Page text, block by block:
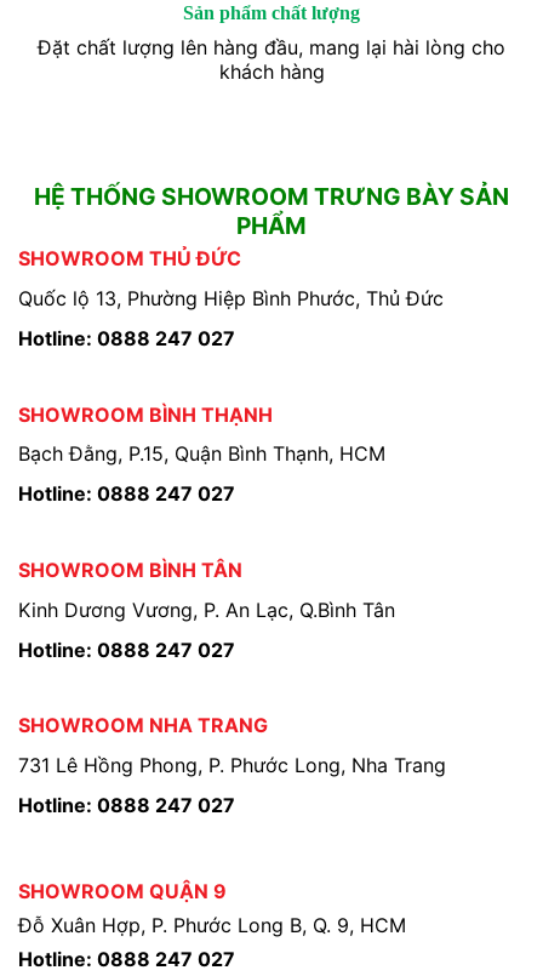
Sản phẩm chất lượng
Đặt chất lượng lên hàng đầu, mang lại hài lòng cho
khách hàng
HỆ THỐNG SHOWROOM TRƯNG BÀY SẢN
PHẨM
SHOWROOM THỦ ĐỨC
Quốc lộ 13, Phường Hiệp Bình Phước, Thủ Đức
Hotline: 0888 247 027
SHOWROOM BÌNH THẠNH
Bạch Đằng, P.15, Quận Bình Thạnh, HCM
Hotline: 0888 247 027
SHOWROOM BÌNH TÂN
Kinh Dương Vương, P. An Lạc, Q.Bình Tân
Hotline: 0888 247 027
SHOWROOM NHA TRANG
731 Lê Hồng Phong, P. Phước Long, Nha Trang
Hotline: 0888 247 027
SHOWROOM QUẬN 9
Đỗ Xuân Hợp, P. Phước Long B, Q. 9, HCM
Hotline: 0888 247 027